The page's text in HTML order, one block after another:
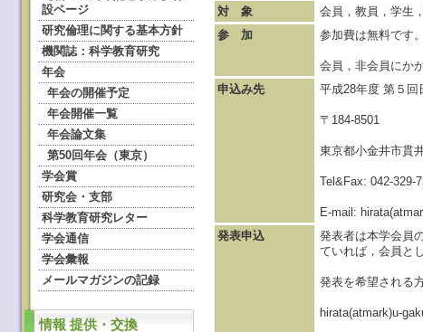
設ページ
研究倫理に関する基本方針
機関誌：科学教育研究
年会
年会の開催予定
年会開催一覧
年会論文集
第50回年会（東京）
学会賞
研究会・支部
科学教育研究レター
学会通信
学会彙報
メールマガジンの記録
情報 提供・交換
対 象
会員，教員，学生
参 加
参加費は無料です。
会員，非会員にか
申込み先
平成28年度 第５
〒184-8501
東京都小金井市貫
Tel&Fax: 042-329-
E-mail:
発表申込
発表者は本学会員
ていれば，会員と
発表を希望される
hirata(atmark)u-